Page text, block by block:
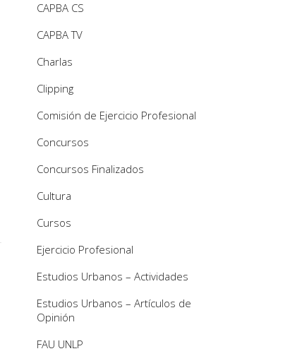
CAPBA CS
CAPBA TV
Charlas
Clipping
Comisión de Ejercicio Profesional
Concursos
Concursos Finalizados
Cultura
Cursos
Ejercicio Profesional
Estudios Urbanos – Actividades
Estudios Urbanos – Artículos de
Opinión
FAU UNLP